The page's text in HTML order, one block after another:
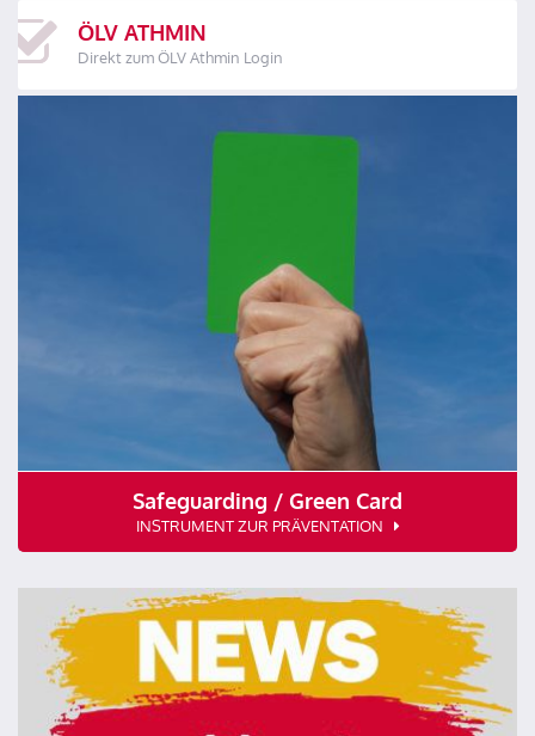
ÖLV ATHMIN
Direkt zum ÖLV Athmin Login
Safeguarding / Green Card
INSTRUMENT ZUR PRÄVENTATION